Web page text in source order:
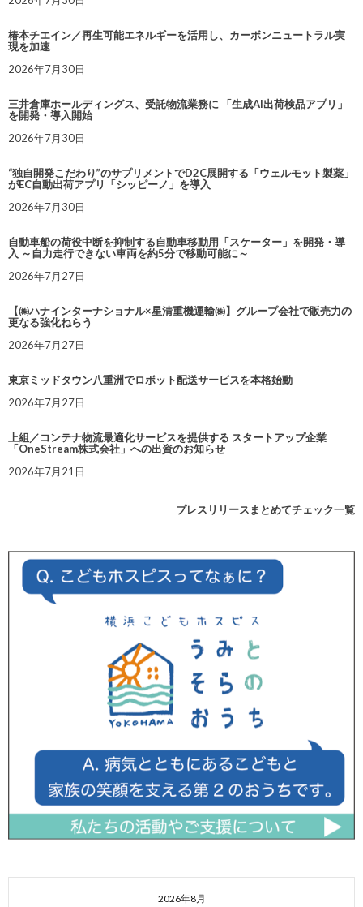
椿本チエイン／再生可能エネルギーを活用し、カーボンニュートラル実
現を加速
2026年7月30日
三井倉庫ホールディングス、受託物流業務に 「生成AI出荷検品アプリ」
を開発・導入開始
2026年7月30日
“独自開発こだわり”のサプリメントでD2C展開する「ウェルモット製薬」
がEC自動出荷アプリ「シッピーノ」を導入
2026年7月30日
自動車船の荷役中断を抑制する自動車移動用「スケーター」を開発・導
入 ～自力走行できない車両を約5分で移動可能に～
2026年7月27日
【㈱ハナインターナショナル×星清重機運輸㈱】グループ会社で販売力の
更なる強化ねらう
2026年7月27日
東京ミッドタウン八重洲でロボット配送サービスを本格始動
2026年7月27日
上組／コンテナ物流最適化サービスを提供する スタートアップ企業
「OneStream株式会社」への出資のお知らせ
2026年7月21日
プレスリリースまとめてチェック一覧
2026年8月